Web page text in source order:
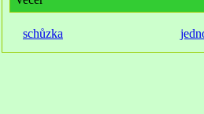
schůzka